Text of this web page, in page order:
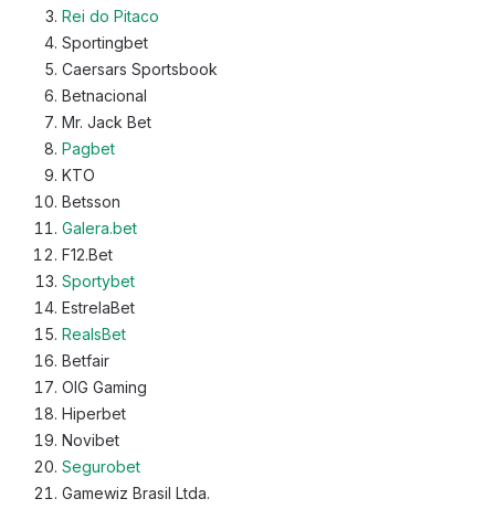
Rei do Pitaco
Sportingbet
Caersars Sportsbook
Betnacional
Mr. Jack Bet
Pagbet
KTO
Betsson
Galera.bet
F12.Bet
Sportybet
EstrelaBet
RealsBet
Betfair
OIG Gaming
Hiperbet
Novibet
Segurobet
Gamewiz Brasil Ltda.